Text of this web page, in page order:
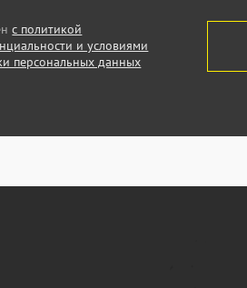
с политикой
и условиями
персональных данных